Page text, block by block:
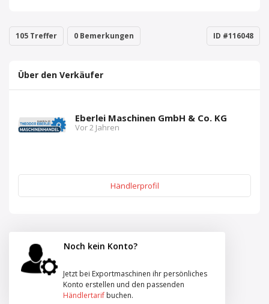
105 Treffer 0 Bemerkungen ID #116048
Über den Verkäufer
Eberlei Maschinen GmbH & Co. KG
Vor 2 Jahren
Händlerprofil
Noch kein Konto?
Jetzt bei Exportmaschinen ihr persönliches
Konto erstellen und den passenden
Händlertarif buchen.